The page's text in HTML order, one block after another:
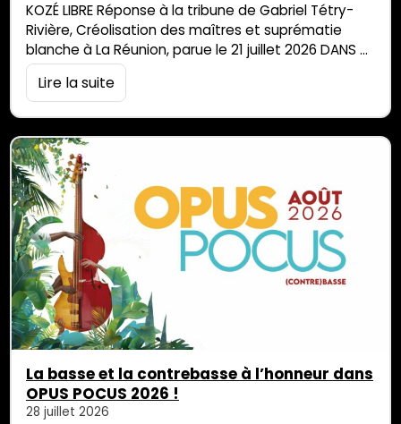
KOZÉ LIBRE Réponse à la tribune de Gabriel Tétry-
Rivière, Créolisation des maîtres et suprématie
blanche à La Réunion, parue le 21 juillet 2026 DANS
PARALLÈLE SUD « Chaque génération doit, dans une
relative opacité, découvrir sa mission, la remplir ou
plutôt […]
Lire la suite
La basse et la contrebasse à l’honneur dans
OPUS POCUS 2026 !
28 juillet 2026